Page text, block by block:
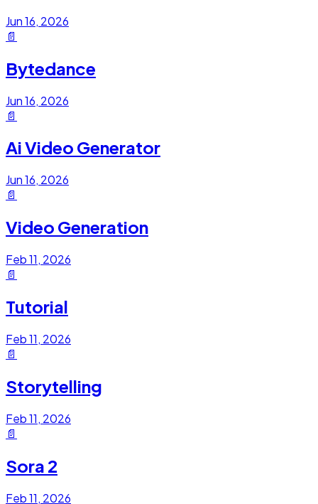
Jun 16, 2026
📄
Bytedance
Jun 16, 2026
📄
Ai Video Generator
Jun 16, 2026
📄
Video Generation
Feb 11, 2026
📄
Tutorial
Feb 11, 2026
📄
Storytelling
Feb 11, 2026
📄
Sora 2
Feb 11, 2026